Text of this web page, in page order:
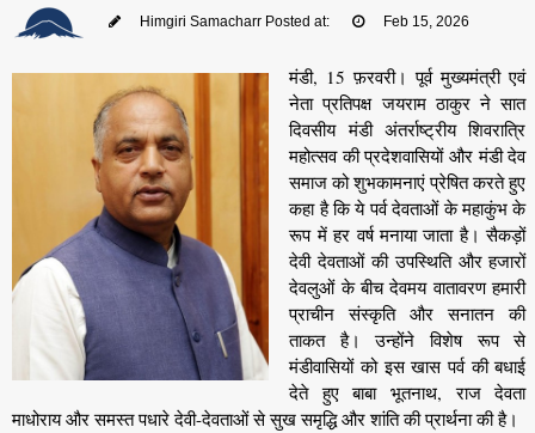
Himgiri Samacharr Posted at: Feb 15, 2026
मंडी, 15 फ़रवरी। पूर्व मुख्यमंत्री एवं
नेता प्रतिपक्ष जयराम ठाकुर ने सात
दिवसीय मंडी अंतर्राष्ट्रीय शिवरात्रि
महोत्सव की प्रदेशवासियों और मंडी देव
समाज को शुभकामनाएं प्रेषित करते हुए
कहा है कि ये पर्व देवताओं के महाकुंभ के
रूप में हर वर्ष मनाया जाता है। सैकड़ों
देवी देवताओं की उपस्थिति और हजारों
देवलुओं के बीच देवमय वातावरण हमारी
प्राचीन संस्कृति और सनातन की
ताकत है। उन्होंने विशेष रूप से
मंडीवासियों को इस खास पर्व की बधाई
देते हुए बाबा भूतनाथ, राज देवता
माधोराय और समस्त पधारे देवी-देवताओं से सुख समृद्धि और शांति की प्रार्थना की है।